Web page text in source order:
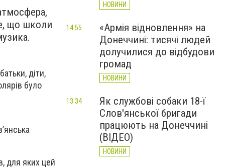
що школи
діти,
було
для яких цей
НОВИНИ
«Армія відновлення» на
Донеччині: тисячі людей
долучилися до відбудови
громад
НОВИНИ
14:55
Як службові собаки 18-ї
Слов'янської бригади
працюють на Донеччині
(ВІДЕО)
НОВИНИ
13:34